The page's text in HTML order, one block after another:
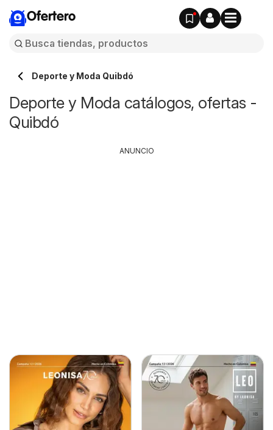
Ofertero
Deporte y Moda Quibdó
Deporte y Moda catálogos, ofertas -
Quibdó
ANUNCIO